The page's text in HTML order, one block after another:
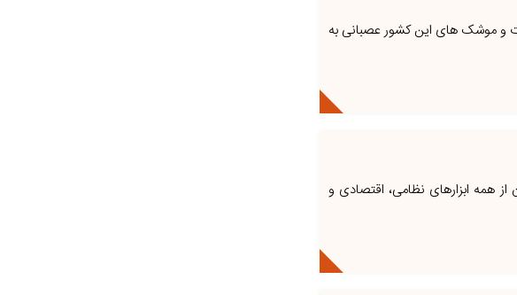
و موشک های این کشور عصبانی به
همه ابزارهای نظامی، اقتصادی و